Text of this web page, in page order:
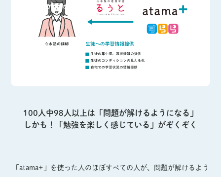
100人中98人以上は「問題が解けるようになる」
しかも！「勉強を楽しく感じている」がぞくぞく
「atama+」を使った人のほぼすべての人が、問題が解けるよう